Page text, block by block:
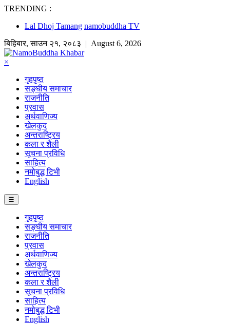
TRENDING :
Lal Dhoj Tamang namobuddha TV
बिहिबार,साउन २१, २०८३ | August 6, 2026
×
गृहपृष्ठ
सङ्घीय समाचार
राजनीति
प्रवास
अर्थवाणिज्य
खेलकुद
अन्तराष्ट्रिय
कला र शैली
सूचना प्रविधि
साहित्य
नमोबुद्ध टिभी
English
☰
गृहपृष्ठ
सङ्घीय समाचार
राजनीति
प्रवास
अर्थवाणिज्य
खेलकुद
अन्तराष्ट्रिय
कला र शैली
सूचना प्रविधि
साहित्य
नमोबुद्ध टिभी
English